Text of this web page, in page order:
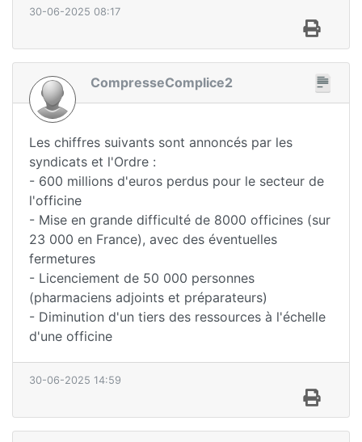
30-06-2025 08:17
CompresseComplice2
Les chiffres suivants sont annoncés par les
syndicats et l'Ordre :
- 600 millions d'euros perdus pour le secteur de
l'officine
- Mise en grande difficulté de 8000 officines (sur
23 000 en France), avec des éventuelles
fermetures
- Licenciement de 50 000 personnes
(pharmaciens adjoints et préparateurs)
- Diminution d'un tiers des ressources à l'échelle
d'une officine
30-06-2025 14:59